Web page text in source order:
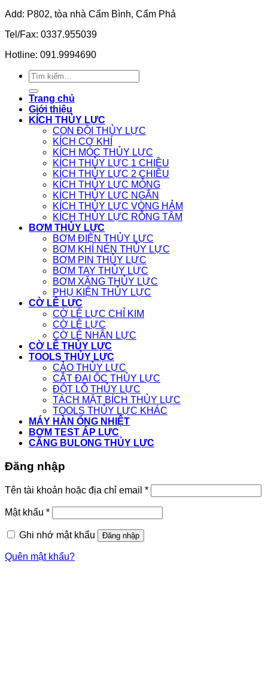
Add: P802, tòa nhà Cẩm Bình, Cẩm Phả
Tel/Fax: 0337.955039
Hotline: 091.9994690
Tìm
kiếm:
Trang chủ
Giới thiệu
KÍCH THỦY LỰC
CON ĐỘI THỦY LỰC
KÍCH CƠ KHÍ
KÍCH MÓC THỦY LỰC
KÍCH THỦY LỰC 1 CHIỀU
KÍCH THỦY LỰC 2 CHIỀU
KÍCH THỦY LỰC MỎNG
KÍCH THỦY LỰC NGẮN
KÍCH THỦY LỰC VÒNG HẢM
KÍCH THỦY LỰC RỖNG TÂM
BƠM THỦY LỰC
BƠM ĐIỆN THỦY LỰC
BƠM KHÍ NÉN THỦY LỰC
BƠM PIN THỦY LỰC
BƠM TAY THỦY LỰC
BƠM XĂNG THỦY LỰC
PHỤ KIỆN THỦY LỰC
CỜ LÊ LỰC
CỜ LÊ LỰC CHỈ KIM
CỜ LÊ LỰC
CỜ LÊ NHÂN LỰC
CỜ LÊ THỦY LỰC
TOOLS THỦY LỰC
CẢO THỦY LỰC
CẮT ĐAI ỐC THỦY LỰC
ĐỘT LỖ THỦY LỰC
TÁCH MẶT BÍCH THỦY LỰC
TOOLS THỦY LỰC KHÁC
MÁY HÀN ỐNG NHIỆT
BƠM TEST ÁP LỰC
CĂNG BULONG THỦY LỰC
Đăng nhập
Tên tài khoản hoặc địa chỉ email *
Mật khẩu *
Ghi nhớ mật khẩu Đăng nhập
Quên mật khẩu?